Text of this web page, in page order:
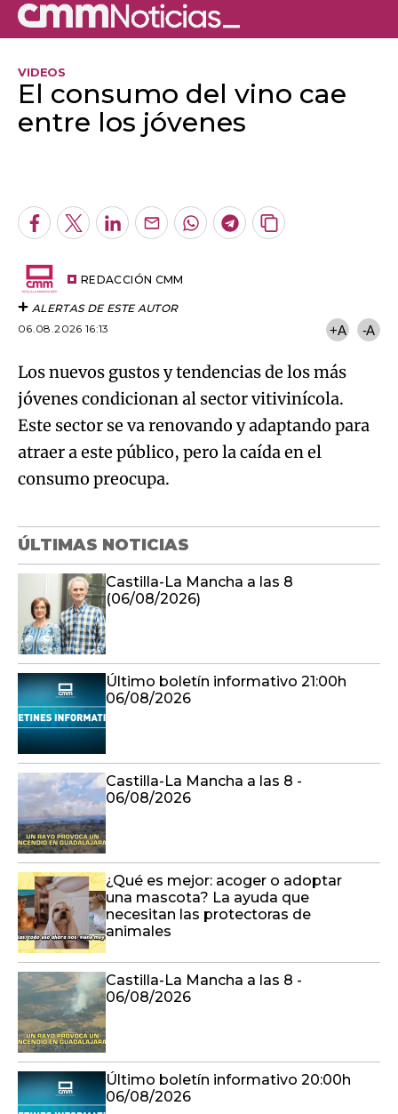
VIDEOS
El consumo del vino cae
entre los jóvenes
Facebook
TwitterLinkedInEnviarWhatsapp
Telegram
Copiar
REDACCIÓN CMM
ALERTAS DE ESTE AUTOR
06.08.2026 16:13
+A -A
Los nuevos gustos y tendencias de los más
jóvenes condicionan al sector vitivinícola.
Este sector se va renovando y adaptando para
atraer a este público, pero la caída en el
consumo preocupa.
ÚLTIMAS NOTICIAS
Castilla-La Mancha a las 8
(06/08/2026)
Último boletín informativo 21:00h
06/08/2026
Castilla-La Mancha a las 8 -
06/08/2026
¿Qué es mejor: acoger o adoptar
una mascota? La ayuda que
necesitan las protectoras de
animales
Castilla-La Mancha a las 8 -
06/08/2026
Último boletín informativo 20:00h
06/08/2026